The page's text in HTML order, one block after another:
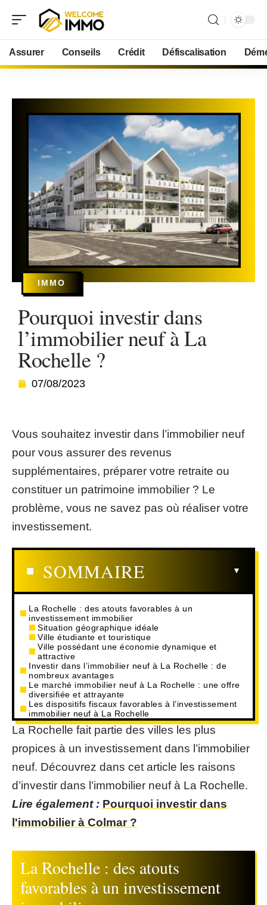
Assurer Conseils Crédit Défiscalisation
IMMO
Pourquoi investir dans
l’immobilier neuf à La
Rochelle ?
07/08/2023
Vous souhaitez investir dans l’immobilier neuf
pour vous assurer des revenus
supplémentaires, préparer votre retraite ou
constituer un patrimoine immobilier ? Le
problème, vous ne savez pas où réaliser votre
investissement.
SOMMAIRE
La Rochelle : des atouts favorables à un
investissement immobilier
Situation géographique idéale
Ville étudiante et touristique
Ville possédant une économie dynamique et
attractive
Investir dans l’immobilier neuf à La Rochelle : de
nombreux avantages
Le marché immobilier neuf à La Rochelle : une offre
diversifiée et attrayante
Les dispositifs fiscaux favorables à l’investissement
immobilier neuf à La Rochelle
La Rochelle fait partie des villes les plus
propices à un investissement dans l’immobilier
neuf. Découvrez dans cet article les raisons
d’investir dans l’immobilier neuf à La Rochelle.
Lire également : Pourquoi investir dans
l'immobilier à Colmar ?
La Rochelle : des atouts
favorables à un investissement